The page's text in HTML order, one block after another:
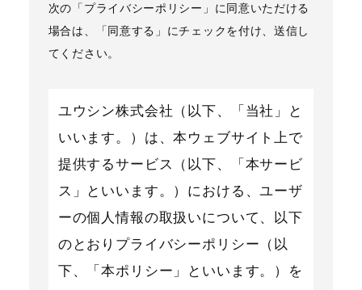
次の「プライバシーポリシー」に同意いただける
場合は、「同意する」にチェックを付け、送信し
てください。
ユウシン株式会社（以下、「当社」と
いいます。）は、本ウェブサイト上で
提供するサービス（以下、「本サービ
ス」といいます。）における、ユーザ
ーの個人情報の取扱いについて、以下
のとおりプライバシーポリシー（以
下、「本ポリシー」といいます。）を